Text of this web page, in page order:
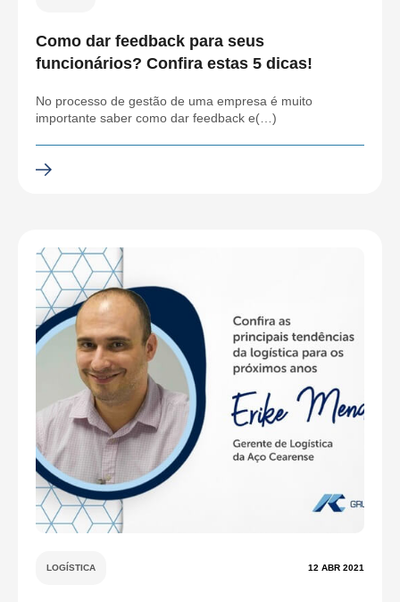
Como dar feedback para seus
funcionários? Confira estas 5 dicas!
No processo de gestão de uma empresa é muito
importante saber como dar feedback e(…)
LOGÍSTICA 12 ABR 2021